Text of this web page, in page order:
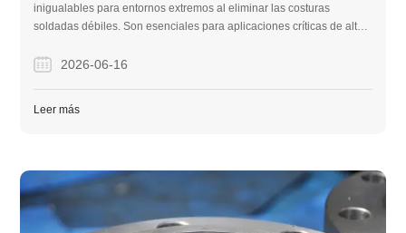
inigualables para entornos extremos al eliminar las costuras
soldadas débiles. Son esenciales para aplicaciones críticas de alta
construcción pesada.
2026-06-16
Leer más